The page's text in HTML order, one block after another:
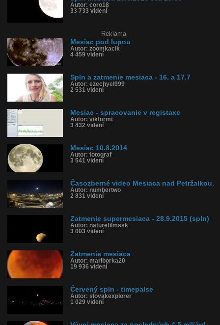
Autor: coro18
33 733 videní
Reklama
Mesiac pod lupou
Autor: zoomkacik
4 459 videní
Spln a zatmenie mesiaca - 16. a 17.7
Autor: ezechyel999
2 531 videní
Mesiac - spracovanie v registaxe
Autor: viktormt
3 432 videní
Mesiac 10.8.2014
Autor: fotograf
3 541 videní
Časozberné video Mesiaca nad Petržalkou.
Autor: numbertwo
2 831 videní
Zatmenie supermesiaca - 28.9.2015 (spln)
Autor: naturefilmssk
3 003 videní
Zatmenie mesiaca
Autor: marlborka20
19 936 videní
Červený spln - timepalse
Autor: slovakexplorer
1 029 videní